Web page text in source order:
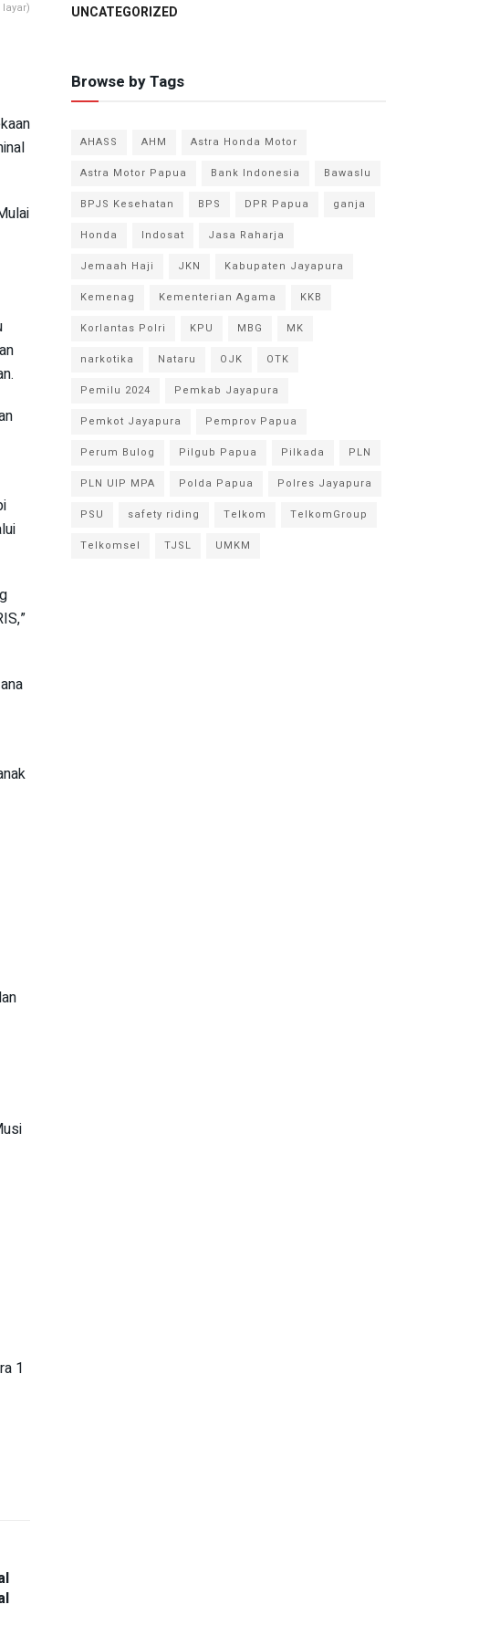
1
UNCATEGORIZED
Browse by Tags
AHASS AHM
Astra Honda Motor
Astra Motor Papua
Bank Indonesia
Bawaslu
BPJS Kesehatan
BPS DPR Papua
ganja
Honda
Indosat
Jasa Raharja
Jemaah Haji
JKN
Kabupaten Jayapura
Kemenag
Kementerian Agama
KKB
Korlantas Polri
KPU MBG
MK
narkotika
Nataru OJK
OTK
Pemilu 2024
Pemkab Jayapura
Pemkot Jayapura
Pemprov Papua
Perum Bulog
Pilgub Papua Pilkada
PLN
PLN UIP MPA
Polda Papua
Polres Jayapura
PSU
safety riding Telkom
TelkomGroup
Telkomsel
TJSL UMKM